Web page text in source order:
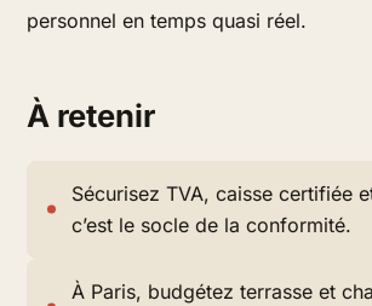
personnel en temps quasi réel.
À retenir
Sécurisez TVA, caisse certifiée
c’est le socle de la conformité.
À Paris, budgétez terrasse et